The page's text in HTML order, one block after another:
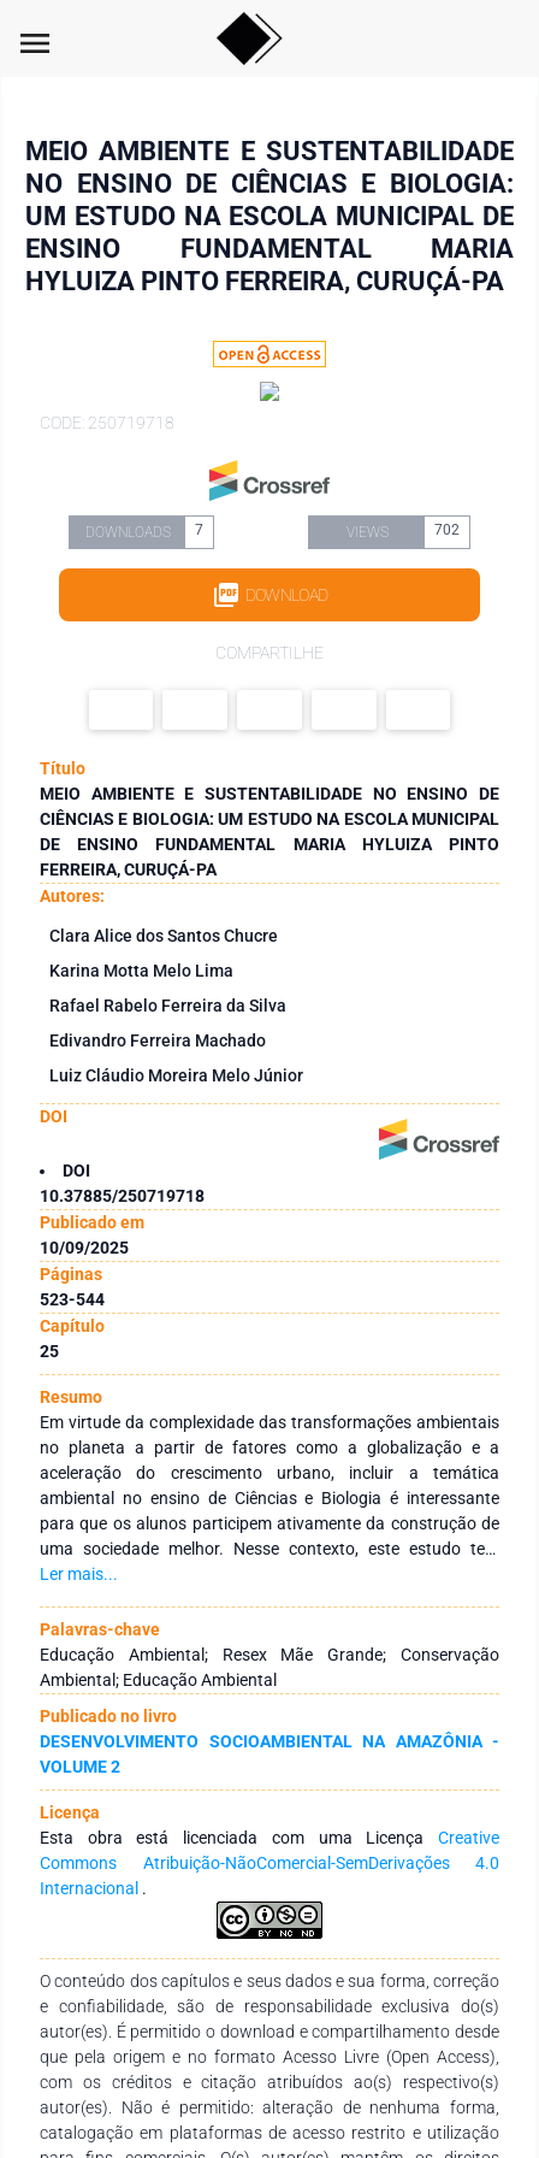
menu
MEIO AMBIENTE E SUSTENTABILIDADE
NO ENSINO DE CIÊNCIAS E BIOLOGIA:
UM ESTUDO NA ESCOLA MUNICIPAL DE
ENSINO FUNDAMENTAL MARIA
HYLUIZA PINTO FERREIRA, CURUÇÁ-PA
CODE: 250719718
DOWNLOADS 7 VIEWS 702
DOWNLOAD
COMPARTILHE
Título
MEIO AMBIENTE E SUSTENTABILIDADE NO ENSINO DE
CIÊNCIAS E BIOLOGIA: UM ESTUDO NA ESCOLA MUNICIPAL
DE ENSINO FUNDAMENTAL MARIA HYLUIZA PINTO
FERREIRA, CURUÇÁ-PA
Autores:
Clara Alice dos Santos Chucre
Karina Motta Melo Lima
Rafael Rabelo Ferreira da Silva
Edivandro Ferreira Machado
Luiz Cláudio Moreira Melo Júnior
DOI
DOI
10.37885/250719718
Publicado em
10/09/2025
Páginas
523-544
Capítulo
25
Resumo
Em virtude da complexidade das transformações ambientais
no planeta a partir de fatores como a globalização e a
aceleração do crescimento urbano, incluir a temática
ambiental no ensino de Ciências e Biologia é interessante
para que os alunos participem ativamente da construção de
uma sociedade melhor. Nesse contexto, este estudo tem
como objetivo principal analisar a percepção docente e
ensino de Ciências e Biologia na Escola Municipal de Ensino
Fundamental Maria Hyluiza Pinto Ferreira em Curuçá-Pará.
Para o desenvolvimento do estudo, foi adotada uma
abordagem qualitativa e realizou-se uma roda de conversa,
aplicação de questionários aos professores e alunos e
elaboração de um jogo didático sobre a Resex Mãe Grande.
Como técnica apreciativa dos dados, utilizou-se a
categorização, estabelecendo três categorias de análise: a)
percepções e concepções dos docentes e discentes sobre a
importância da temática socioambiental no ensino de
Ciências e Biologia; b) aplicação da temática socioambiental
no ensino de Ciências e Biologia; e c) desenvolvimento de
material informativo para os discentes sobre a Reserva
resultados, notou-se que grande parte dos alunos
desconhecem temas importantes no contexto do meio
ambiente, como desmatamento, queimadas e reciclagem,
evidenciado pelas dificuldades em entender a temática
discutida na roda de conversa. A maioria dos alunos (67%)
revelou que desconhece a educação ambiental. Dentre os
elementos que contribuem para maior contato dos discentes
Ler mais...
Palavras-chave
Educação Ambiental; Resex Mãe Grande; Conservação
Ambiental; Educação Ambiental
Publicado no livro
DESENVOLVIMENTO SOCIOAMBIENTAL NA AMAZÔNIA -
VOLUME 2
Licença
Esta obra está licenciada com uma Licença Creative
Commons Atribuição-NãoComercial-SemDerivações 4.0
Internacional .
O conteúdo dos capítulos e seus dados e sua forma, correção
e confiabilidade, são de responsabilidade exclusiva do(s)
autor(es). É permitido o download e compartilhamento desde
que pela origem e no formato Acesso Livre (Open Access),
com os créditos e citação atribuídos ao(s) respectivo(s)
autor(es). Não é permitido: alteração de nenhuma forma,
catalogação em plataformas de acesso restrito e utilização